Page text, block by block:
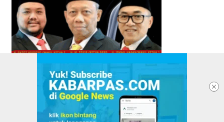
TENTANG KABARPAS REDAKSI PASANG IKLAN